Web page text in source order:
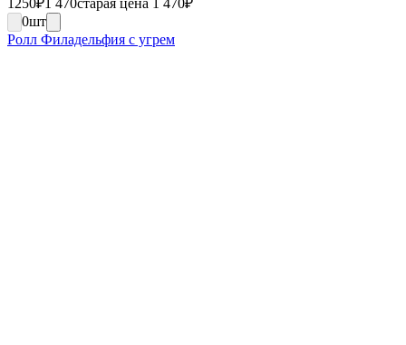
0шт
Ролл Филадельфия с угрем